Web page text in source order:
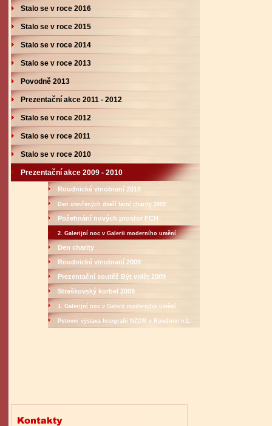
Stalo se v roce 2016
Stalo se v roce 2015
Stalo se v roce 2014
Stalo se v roce 2013
Povodně 2013
Prezentační akce 2011 - 2012
Stalo se v roce 2012
Stalo se v roce 2011
Stalo se v roce 2010
Prezentační akce 2009 - 2010
Roudnické vinobraní 2010
Den otevřených dveří farní charity 2009
Požehnání nových prostor FCH
2. Galerijní noc v Galerii moderního umění
Den charity
Roudnické vinobraní 2009
Prezentační soutěž Být vidět 2009
Straškovský korbel 2009
1. Galerijní noc v Galerii moderního umění
Putovní výstava fotografií NZDM v Roudnici n.L.